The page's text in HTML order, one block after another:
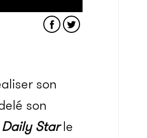
son
son
Daily Star le